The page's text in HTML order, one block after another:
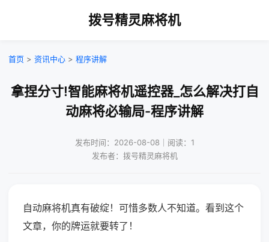
拨号精灵麻将机
首页 > 资讯中心 > 程序讲解
拿捏分寸!智能麻将机遥控器_怎么解决打自
动麻将必输局-程序讲解
发布时间：2026-08-08｜阅读：1
发布者：拨号精灵麻将机
自动麻将机真有破绽！可惜多数人不知道。看到这个
文章，你的牌运就要转了！